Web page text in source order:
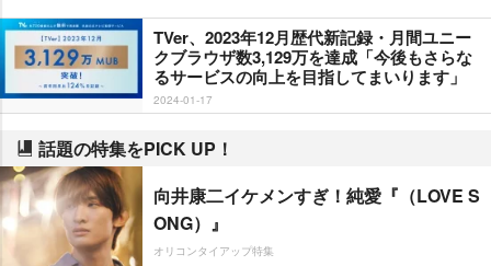
TVer、2023年12月歴代新記録・月間ユニー
クブラウザ数3,129万を達成「今後もさらな
るサービスの向上を目指してまいります」
2024-01-17
話題の特集をPICK UP！
向井康二イケメンすぎ！純愛『（LOVE S
ONG）』
オリコンタイアップ特集